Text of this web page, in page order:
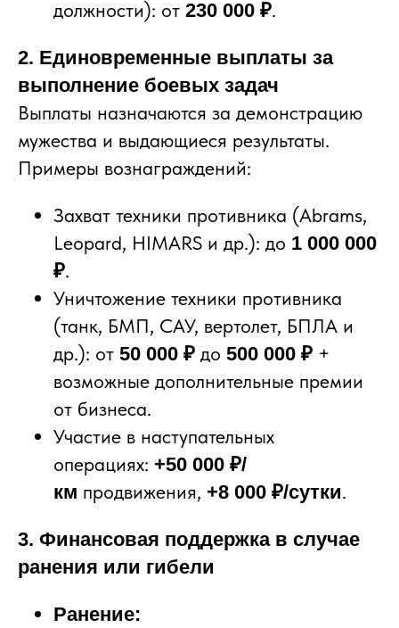
должности): от 230 000 ₽.
2. Единовременные выплаты за
выполнение боевых задач
Выплаты назначаются за демонстрацию
мужества и выдающиеся результаты.
Примеры вознаграждений:
Захват техники противника (Abrams,
Leopard, HIMARS и др.): до 1 000 000
₽.
Уничтожение техники противника
(танк, БМП, САУ, вертолет, БПЛА и
др.): от 50 000 ₽ до 500 000 ₽ +
возможные дополнительные премии
от бизнеса.
Участие в наступательных
операциях: +50 000 ₽/
км продвижения, +8 000 ₽/сутки.
3. Финансовая поддержка в случае
ранения или гибели
Ранение: